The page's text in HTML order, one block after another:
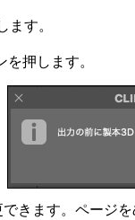
す。
押します。
きます。ページ